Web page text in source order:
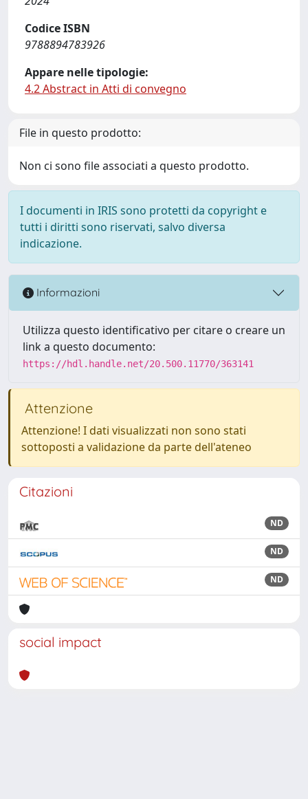
Codice ISBN
9788894783926
Appare nelle tipologie:
4.2 Abstract in Atti di convegno
File in questo prodotto:
Non ci sono file associati a questo prodotto.
I documenti in IRIS sono protetti da copyright e
tutti i diritti sono riservati, salvo diversa
indicazione.
Informazioni
Utilizza questo identificativo per citare o creare un
link a questo documento:
https://hdl.handle.net/20.500.11770/363141
Attenzione
Attenzione! I dati visualizzati non sono stati
sottoposti a validazione da parte dell'ateneo
Citazioni
ND
ND
ND
social impact